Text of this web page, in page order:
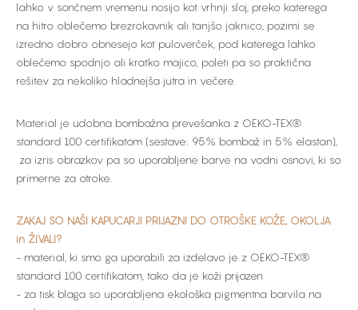
lahko v sončnem vremenu nosijo kot vrhnji sloj, preko katerega
na hitro oblečemo brezrokavnik ali tanjšo jaknico, pozimi se
izredno dobro obnesejo kot puloverček, pod katerega lahko
oblečemo spodnjo ali kratko majico, poleti pa so praktična
rešitev za nekoliko hladnejša jutra in večere.
Material je udobna bombažna prevešanka z OEKO-TEX®
standard 100 certifikatom (sestave: 95% bombaž in 5% elastan),
za izris obrazkov pa so uporabljene barve na vodni osnovi, ki so
primerne za otroke.
ZAKAJ SO NAŠI KAPUCARJI PRIJAZNI DO OTROŠKE KOŽE, OKOLJA
in ŽIVALI?
- material, ki smo ga uporabili za izdelavo je z OEKO-TEX®
standard 100 certifikatom, tako da je koži prijazen
- za tisk blaga so uporabljena ekološka pigmentna barvila na